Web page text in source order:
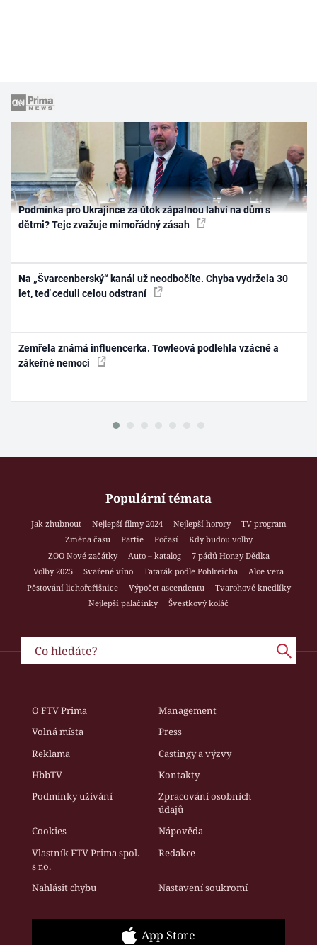
Podmínka pro Ukrajince za útok zápalnou lahví na dům s
dětmi? Tejc zvažuje mimořádný zásah
Na „Švarcenberský“ kanál už neodbočíte. Chyba vydržela 30
let, teď ceduli celou odstraní
Zemřela známá influencerka. Towleová podlehla vzácné a
zákeřné nemoci
Populární témata
Jak zhubnout Nejlepší filmy 2024 Nejlepší horory
TV program
Změna času
Partie Počasí
Kdy budou volby
ZOO Nové začátky
Auto – katalog
7 pádů Honzy Dědka
Volby 2025
Svařené víno Tatarák podle Pohlreicha
Aloe vera
Pěstování lichořeřišnice
Výpočet ascendentu
Tvarohové knedlíky
Nejlepší palačinky
Švestkový koláč
O FTV Prima
Management
Volná místa
Press
Reklama
Castingy a výzvy
HbbTV
Kontakty
Podmínky užívání
Zpracování osobních
údajů
Cookies
Nápověda
Vlastník FTV Prima spol.
s r.o.
Redakce
Nahlásit chybu Nastavení soukromí
App Store